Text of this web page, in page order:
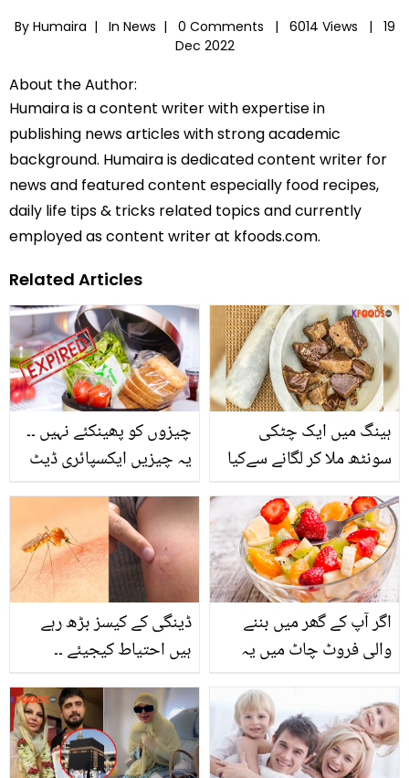
By Humaira | In News | 0 Comments | 6014 Views |
19
Dec 2022
About the Author:
Humaira is a content writer with expertise in
publishing news articles with strong academic
background. Humaira is dedicated content writer for
news and featured content especially food recipes,
daily life tips & tricks related topics and currently
employed as content writer at kfoods.com.
Related Articles
چیزوں کو پھینکئے نہیں ۔۔
یہ چیزیں ایکسپائری ڈیٹ
سکتی ہیں !
ہینگ میں ایک چٹکی
سونٹھ ملا کر لگانے سےکیا
کے 5 طریقے جن سے آپ
کئی فائدے اٹھا سکتے ہیں
ڈینگی کے کیسز بڑھ رہے
ہیں احتیاط کیجیئے ۔۔
کو اپنا کر آپ مچھروں سے
کیسے بچ سکتے ہیں
اگر آپ کے گھر میں بننے
والی فروٹ چاٹ میں یہ
۔۔۔ جانیں فروٹ چاٹ میں
کون سے پھل شامل کرنا
خطرناک ثابت ہو سکتا ہے؟